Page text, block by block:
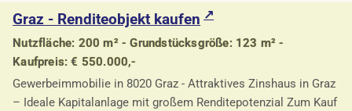
Graz - Renditeobjekt kaufen
Nutzfläche: 200 m² - Grundstücksgröße: 123 m² -
Kaufpreis: € 550.000,-
Gewerbeimmobilie in 8020 Graz - Attraktives Zinshaus in Graz
– Ideale Kapitalanlage mit großem Renditepotenzial Zum Kauf